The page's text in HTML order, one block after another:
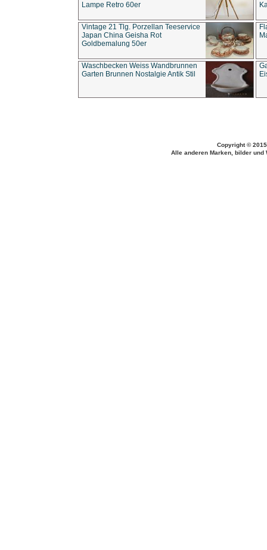
Lampe Retro 60er
Vintage 21 Tlg. Porzellan Teeservice
Japan China Geisha Rot
Goldbemalung 50er
Waschbecken Weiss Wandbrunnen
Garten Brunnen Nostalgie Antik Stil
Copyright ©
Alle anderen Marken, bilder und